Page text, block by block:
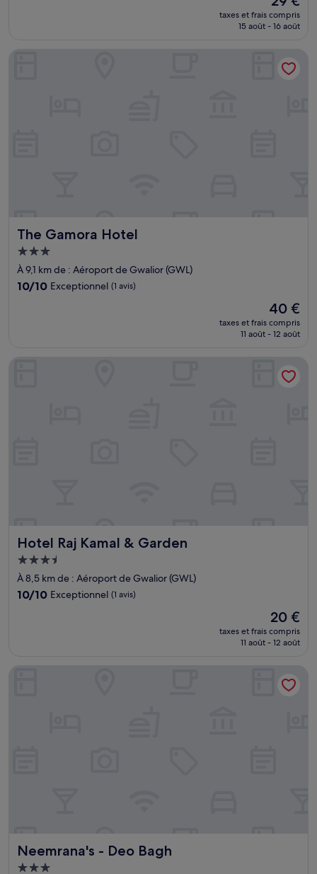
nouveau
prix
29 €
taxes et frais compris
15 août - 16 août
The Gamora Hotel
The Gamora Hotel
Hébergement
3.0 étoiles
À 9,1 km de : Aéroport de Gwalior (GWL)
10.0
10/10 Exceptionnel (1 avis)
Le
nouveau
prix
de
40 €
40 €
taxes et frais compris
11 août - 12 août
The Gamora Hotel
Hotel Raj Kamal & Garden
Hotel Raj Kamal & Garden
Hébergement
3.5 étoiles
À 8,5 km de : Aéroport de Gwalior (GWL)
10.0
10/10 Exceptionnel (1 avis)
Le
nouveau
prix
20 €
20 €
taxes et frais compris
11 août - 12 août
Neemrana's - Deo Bagh
Neemrana's - Deo Bagh
Hébergement
Neemrana's - Deo Bagh